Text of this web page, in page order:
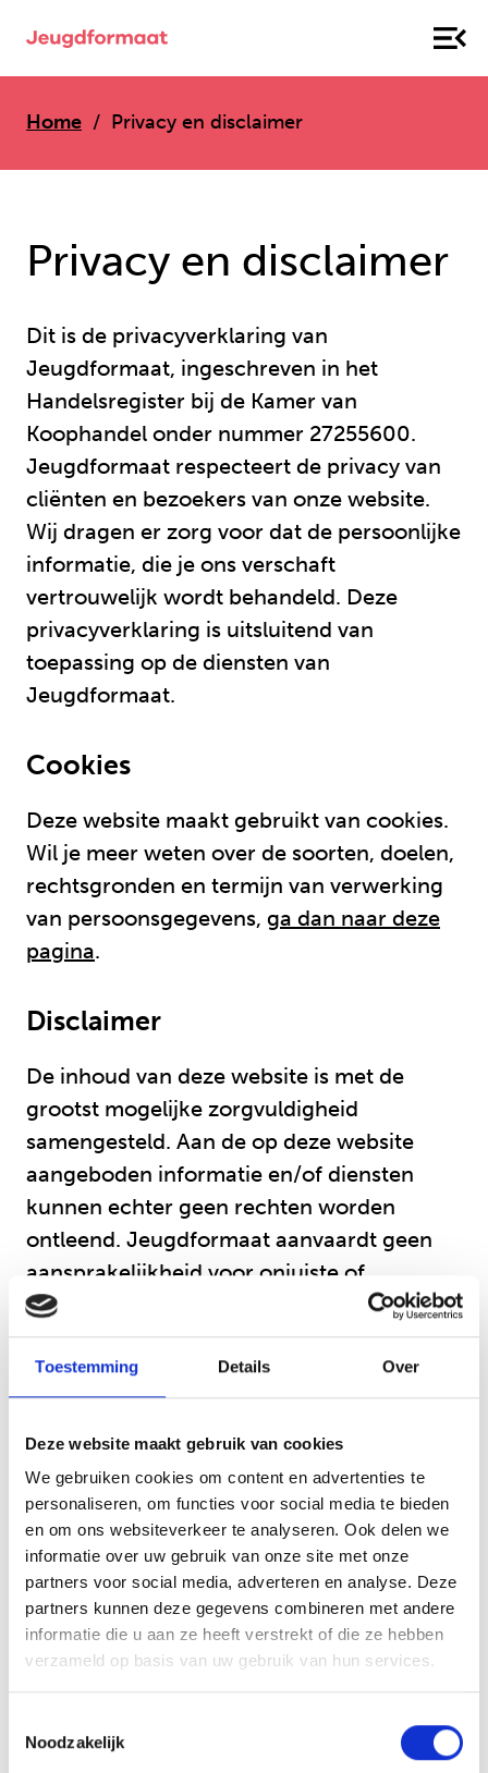
Toestemming Details Over
Deze website maakt gebruik van cookies
We gebruiken cookies om content en advertenties te
personaliseren, om functies voor social media te bieden
en om ons websiteverkeer te analyseren. Ook delen we
informatie over uw gebruik van onze site met onze
partners voor social media, adverteren en analyse. Deze
partners kunnen deze gegevens combineren met andere
informatie die u aan ze heeft verstrekt of die ze hebben
verzameld op basis van uw gebruik van hun services.
Noodzakelijk
Home Privacy en disclaimer
Privacy en disclaimer
Dit is de privacyverklaring van
Jeugdformaat, ingeschreven in het
Handelsregister bij de Kamer van
Koophandel onder nummer 27255600.
Jeugdformaat respecteert de privacy van
cliënten en bezoekers van onze website.
Wij dragen er zorg voor dat de persoonlijke
informatie, die je ons verschaft
vertrouwelijk wordt behandeld. Deze
privacyverklaring is uitsluitend van
toepassing op de diensten van
Jeugdformaat.
Cookies
Deze website maakt gebruikt van cookies.
Wil je meer weten over de soorten, doelen,
rechtsgronden en termijn van verwerking
van persoonsgegevens, ga dan naar deze
pagina.
Disclaimer
De inhoud van deze website is met de
grootst mogelijke zorgvuldigheid
samengesteld. Aan de op deze website
aangeboden informatie en/of diensten
kunnen echter geen rechten worden
ontleend. Jeugdformaat aanvaardt geen
aansprakelijkheid voor onjuiste of
onvolledige informatie.
Niets op deze website mag zonder
gekopieerd, opgeslagen in een
gegevensbestand of openbaar gemaakt of
op enigerlei wijze worden verspreid.
Hoe wij omgaan met persoonlijke
gegevens
Wij hechten veel belang aan privacy en
daarom gaan we zorgvuldig om met
persoonsgegevens. Hiervoor nemen we